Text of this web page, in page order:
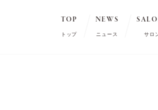
TOP
トップ
NEWS
ニュース サロ